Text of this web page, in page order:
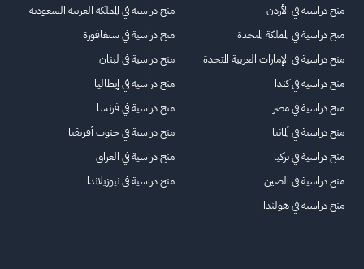
منح دراسية في الأردن
منح دراسية في المملكة المتحدة
منح دراسية في الإمارات العربية المتحدة
منح دراسية في كندا
منح دراسية في مصر
منح دراسية في ألمانيا
منح دراسية في تركيا
منح دراسية في الصين
منح دراسية في هولندا
منح دراسية في المملكة العربية السعودية
منح دراسية في سنغافورة
منح دراسية في لبنان
منح دراسية في إيطاليا
منح دراسية في فرنسا
منح دراسية في جنوب أفريقيا
منح دراسية في العراق
منح دراسية في نيوزيلاندا